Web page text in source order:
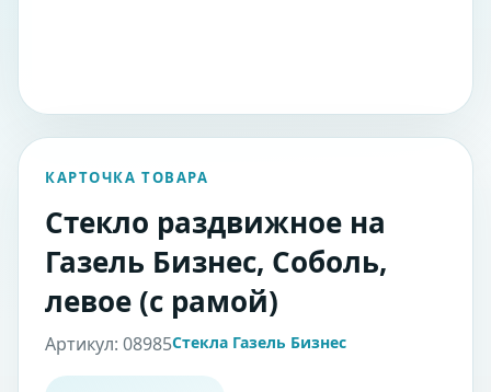
КАРТОЧКА ТОВАРА
Стекло раздвижное на
Газель Бизнес, Соболь,
левое (с рамой)
Артикул: 08985Стекла Газель Бизнес